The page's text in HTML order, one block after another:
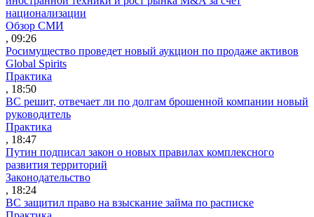
национализации
Обзор СМИ
, 09:26
Росимущество проведет новый аукцион по продаже активов
Global Spirits
Практика
, 18:50
ВС решит, отвечает ли по долгам брошенной компании новый
руководитель
Практика
, 18:47
Путин подписал закон о новых правилах комплексного
развития территорий
Законодательство
, 18:24
ВС защитил право на взыскание займа по расписке